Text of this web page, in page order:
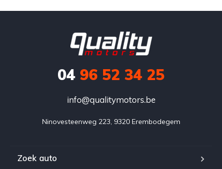
04 96 52 34 25
info@qualitymotors.be
Ninovesteenweg 223, 9320 Erembodegem
Zoek auto